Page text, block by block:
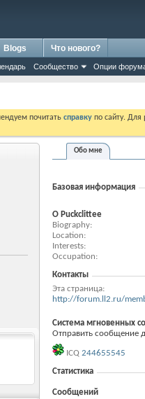
Сообщество Опции
Blogs Что нового?
почитать справку по сайту.
Обо мне
Базовая информация
О Puckclittee
Biography
Location
Interests
Occupation
Контакты
Эта страница
http://forum.ll2.ru/
Система мгновенных
Отправить сообщение
ICQ 244655545
Статистика
Сообщений